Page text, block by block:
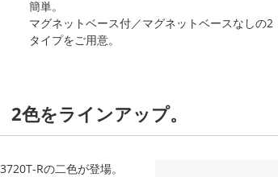
簡単。
マグネットベース付／マグネットベースなしの2
タイプをご用意。
色をラインアップ。
Rの二色が登場。